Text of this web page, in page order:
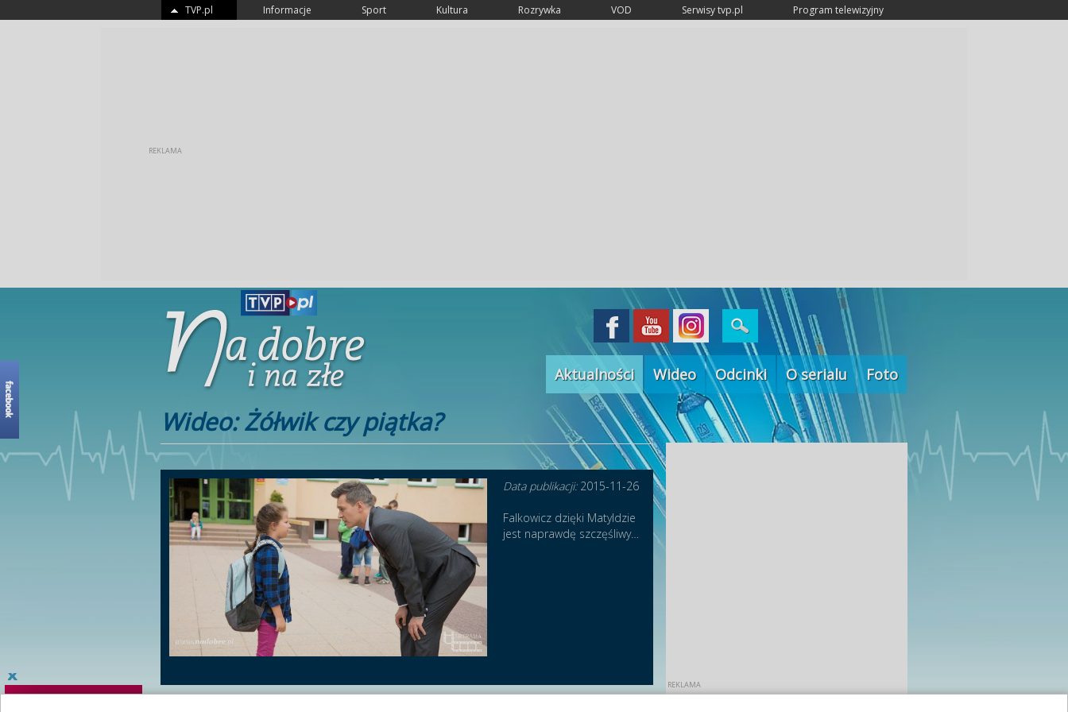
TVP.pl Informacje Sport Kultura Rozrywka VOD Serwisy tvp.pl Program telewizyjny
Aktualności Wideo Odcinki O serialu Foto
Wideo: Żółwik czy piątka?
Data publikacji: 2015-11-26
Falkowicz dzięki Matyldzie
jest naprawdę szczęśliwy…